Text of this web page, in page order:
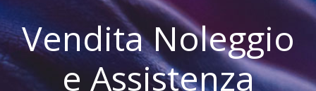
Vendita Noleggio
e Assistenza